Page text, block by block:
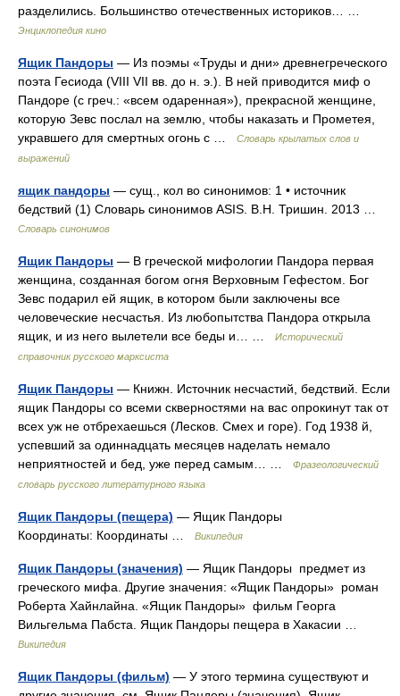
разделились. Большинство отечественных историков… …
Энциклопедия кино
Ящик Пандоры — Из поэмы «Труды и дни» древнегреческого
поэта Гесиода (VIII VII вв. до н. э.). В ней приводится миф о
Пандоре (с греч.: «всем одаренная»), прекрасной женщине,
которую Зевс послал на землю, чтобы наказать и Прометея,
укравшего для смертных огонь с …
Словарь крылатых слов и
выражений
ящик пандоры — сущ., кол во синонимов: 1 • источник
бедствий (1) Словарь синонимов ASIS. В.Н. Тришин. 2013 …
Словарь синонимов
Ящик Пандоры — В греческой мифологии Пандора первая
женщина, созданная богом огня Верховным Гефестом. Бог
Зевс подарил ей ящик, в котором были заключены все
человеческие несчастья. Из любопытства Пандора открыла
ящик, и из него вылетели все беды и… …
Исторический
справочник русского марксиста
Ящик Пандоры — Книжн. Источник несчастий, бедствий. Если
ящик Пандоры со всеми скверностями на вас опрокинут так от
всех уж не отбрехаешься (Лесков. Смех и горе). Год 1938 й,
успевший за одиннадцать месяцев наделать немало
неприятностей и бед, уже перед самым… …
Фразеологический
словарь русского литературного языка
Ящик Пандоры (пещера) — Ящик Пандоры
Координаты: Координаты …
Википедия
Ящик Пандоры (значения) — Ящик Пандоры предмет из
греческого мифа. Другие значения: «Ящик Пандоры» роман
Роберта Хайнлайна. «Ящик Пандоры» фильм Георга
Вильгельма Пабста. Ящик Пандоры пещера в Хакасии …
Википедия
Ящик Пандоры (фильм) — У этого термина существуют и